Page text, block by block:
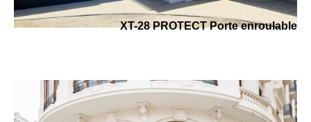
XT-28 PROTECT Porte enroulable